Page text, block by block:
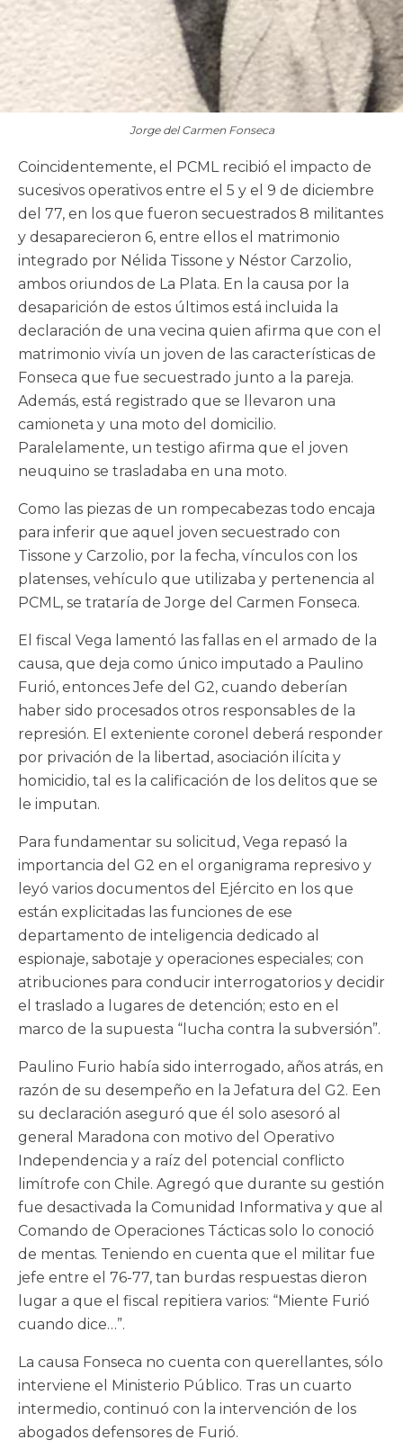
Jorge del Carmen Fonseca
Coincidentemente, el PCML recibió el impacto de
sucesivos operativos entre el 5 y el 9 de diciembre
del 77, en los que fueron secuestrados 8 militantes
y desaparecieron 6, entre ellos el matrimonio
integrado por Nélida Tissone y Néstor Carzolio,
ambos oriundos de La Plata. En la causa por la
desaparición de estos últimos está incluida la
declaración de una vecina quien afirma que con el
matrimonio vivía un joven de las características de
Fonseca que fue secuestrado junto a la pareja.
Además, está registrado que se llevaron una
camioneta y una moto del domicilio.
Paralelamente, un testigo afirma que el joven
neuquino se trasladaba en una moto.
Como las piezas de un rompecabezas todo encaja
para inferir que aquel joven secuestrado con
Tissone y Carzolio, por la fecha, vínculos con los
platenses, vehículo que utilizaba y pertenencia al
PCML, se trataría de Jorge del Carmen Fonseca.
El fiscal Vega lamentó las fallas en el armado de la
causa, que deja como único imputado a Paulino
Furió, entonces Jefe del G2, cuando deberían
haber sido procesados otros responsables de la
represión. El exteniente coronel deberá responder
por privación de la libertad, asociación ilícita y
homicidio, tal es la calificación de los delitos que se
le imputan.
Para fundamentar su solicitud, Vega repasó la
importancia del G2 en el organigrama represivo y
leyó varios documentos del Ejército en los que
están explicitadas las funciones de ese
departamento de inteligencia dedicado al
espionaje, sabotaje y operaciones especiales; con
atribuciones para conducir interrogatorios y decidir
el traslado a lugares de detención; esto en el
marco de la supuesta “lucha contra la subversión”.
Paulino Furio había sido interrogado, años atrás, en
razón de su desempeño en la Jefatura del G2. Een
su declaración aseguró que él solo asesoró al
general Maradona con motivo del Operativo
Independencia y a raíz del potencial conflicto
limítrofe con Chile. Agregó que durante su gestión
fue desactivada la Comunidad Informativa y que al
Comando de Operaciones Tácticas solo lo conoció
de mentas. Teniendo en cuenta que el militar fue
jefe entre el 76-77, tan burdas respuestas dieron
lugar a que el fiscal repitiera varios: “Miente Furió
cuando dice…”.
La causa Fonseca no cuenta con querellantes, sólo
interviene el Ministerio Público. Tras un cuarto
intermedio, continuó con la intervención de los
abogados defensores de Furió.